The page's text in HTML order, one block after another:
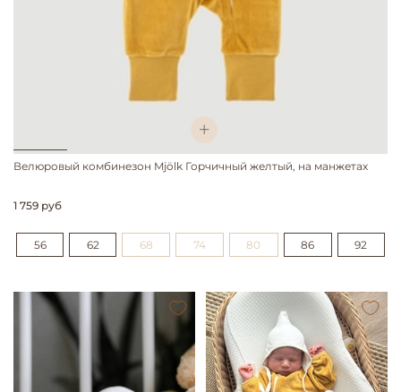
Велюровый комбинезон Mjölk Горчичный желтый, на манжетах
1 759 руб
56 62 68 74 80 86 92